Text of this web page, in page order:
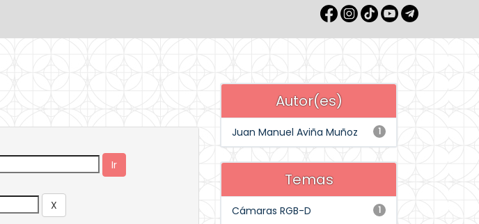
Autor(es)
1
Juan Manuel Aviña Muñoz
Temas
1
Cámaras RGB-D